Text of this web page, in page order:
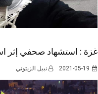
غزة : استشهاد صحفي إثر
2021-05-19 نبيل الزيتوني